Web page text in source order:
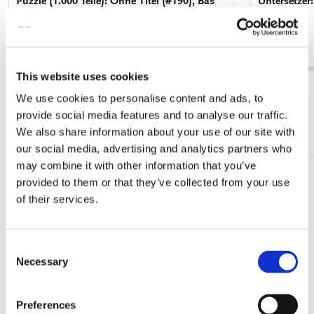
This website uses cookies
We use cookies to personalise content and ads, to
provide social media features and to analyse our traffic.
We also share information about your use of our site with
our social media, advertising and analytics partners who
may combine it with other information that you’ve
provided to them or that they’ve collected from your use
of their services.
Selection
Necessary
Preferences
€ 12,99
Mehr von Royal Delft
Zur